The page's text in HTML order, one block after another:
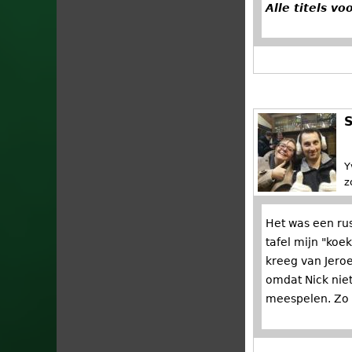
Alle titels
Het was een
tafel mijn
kreeg van
omdat Nick
meespelen. Zo